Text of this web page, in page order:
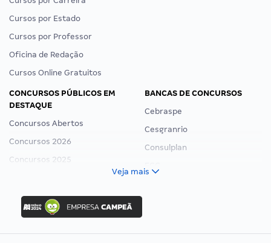
Cursos por Estado
Cursos por Professor
Oficina de Redação
Cursos Online Gratuitos
CONCURSOS PÚBLICOS EM
DESTAQUE
Concursos Abertos
Concursos 2026
Concursos 2025
Concurso Ibama
Concurso MPU
Editais publicados
BANCAS DE CONCURSOS
Cebraspe
Cesgranrio
Consulplan
Veja mais